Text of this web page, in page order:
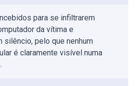
para se infiltrarem
da vítima e
silêncio, pelo que nenhum
é claramente visível numa